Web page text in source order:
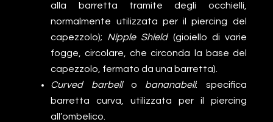
alla barretta tramite degli occhielli,
normalmente utilizzata per il piercing del
capezzolo); Nipple Shield(gioiello di varie
fogge, circolare, che circonda la base del
capezzolo, fermato da una barretta).
Curved barbello bananabell: specifica
barretta curva, utilizzata per il piercing
all’ombelico.